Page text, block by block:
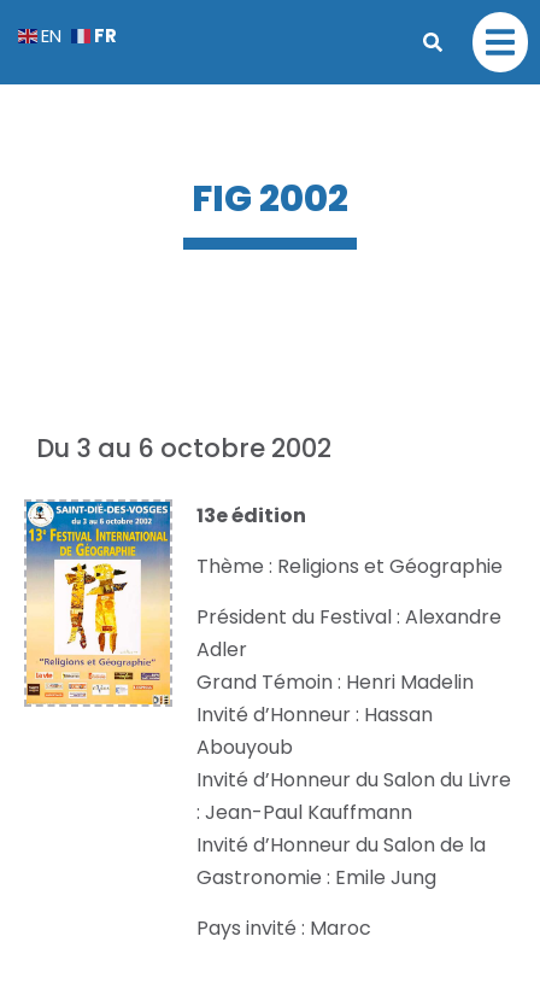
FIG 2002
Du 3 au 6 octobre 2002
13e édition
Thème : Religions et Géographie
Président du Festival : Alexandre
Adler
Grand Témoin : Henri Madelin
Invité d’Honneur : Hassan
Abouyoub
Invité d’Honneur du Salon du Livre
: Jean-Paul Kauffmann
Invité d’Honneur du Salon de la
Gastronomie : Emile Jung
Pays invité : Maroc
EN FR